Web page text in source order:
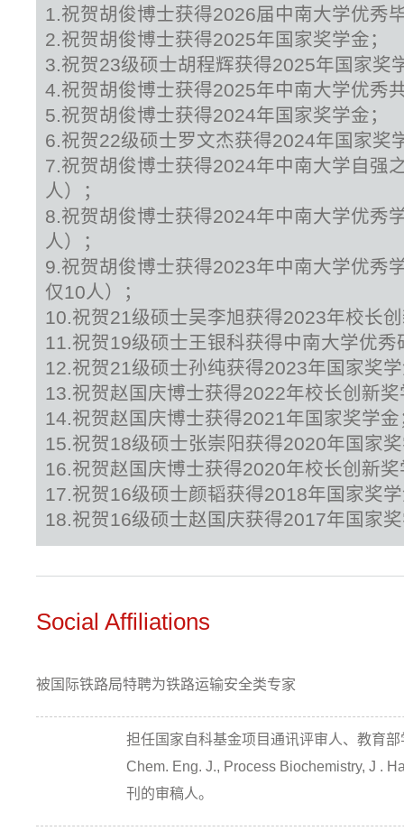
1.祝贺胡俊博士获得2026届中南大学优秀
2.祝贺胡俊博士获得2025年国家奖学金；
3.祝贺23级硕士胡程辉获得2025年国家奖
4.祝贺胡俊博士获得2025年中南大学优秀
5.祝贺胡俊博士获得2024年国家奖学金；
6.祝贺22级硕士罗文杰获得2024年国家奖
7.祝贺胡俊博士获得2024年中南大学自强
人）；
8.祝贺胡俊博士获得2024年中南大学优秀
人）；
9.祝贺胡俊博士获得2023年中南大学优秀
仅10人）；
10.祝贺21级硕士吴李旭获得2023年校长
11.祝贺19级硕士王银科获得中南大学优秀
12.祝贺21级硕士孙纯获得2023年国家奖
13.祝贺赵国庆博士获得2022年校长创新
14.祝贺赵国庆博士获得2021年国家奖学金
15.祝贺18级硕士张崇阳获得2020年国家
16.祝贺赵国庆博士获得2020年校长创新
17.祝贺16级硕士颜韬获得2018年国家奖
18.祝贺16级硕士赵国庆获得2017年国家
Social Affiliations
被国际铁路局特聘为铁路运输安全类专家
担任国家自科基金项目通讯评审人、教育
Chem. Eng. J., Process Biochemistry, J .
刊的审稿人。